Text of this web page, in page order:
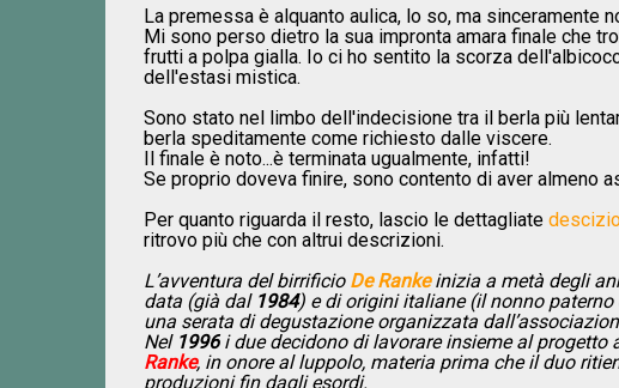
La premessa è alquanto aulica, lo so, ma sinceramente
Mi sono perso dietro la sua impronta amara finale che
frutti a polpa gialla. Io ci ho sentito la scorza
dell'estasi mistica.
Sono stato nel limbo dell'indecisione tra il berla più
berla speditamente come richiesto dalle viscere.
Il finale è noto...è terminata ugualmente, infatti!
Se proprio doveva finire, sono contento di aver almeno
Per quanto riguarda il resto, lascio le dettagliate
ritrovo più che con altrui descrizioni.
L’avventura del birrificio De Rankeinizia a metà degli
data (già dal 1984) e di origini italiane (il nonno
una serata di degustazione organizzata
Nel 1996i due decidono di lavorare insieme al
Ranke, in onore al luppolo, materia prima che il duo
produzioni fin dagli esordi.